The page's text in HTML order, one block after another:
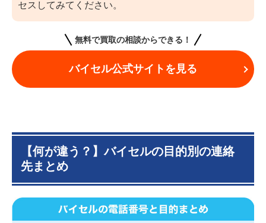
セスしてみてください。
無料で買取の相談からできる！
バイセル公式サイトを見る
【何が違う？】バイセルの目的別の連絡
先まとめ